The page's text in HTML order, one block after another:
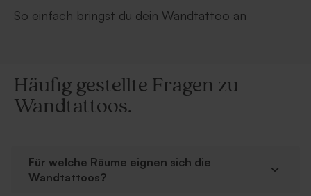
So einfach bringst du dein Wandtattoo an
Häufig gestellte Fragen zu
Wandtattoos.
Für welche Räume eignen sich die
Wandtattoos?